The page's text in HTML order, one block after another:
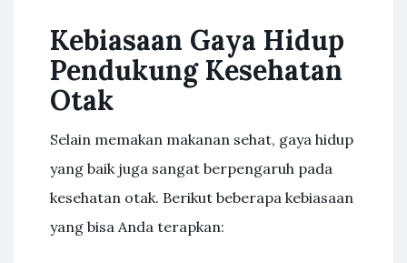
Kebiasaan Gaya Hidup
Pendukung Kesehatan
Otak
Selain memakan makanan sehat, gaya hidup
yang baik juga sangat berpengaruh pada
kesehatan otak. Berikut beberapa kebiasaan
yang bisa Anda terapkan: